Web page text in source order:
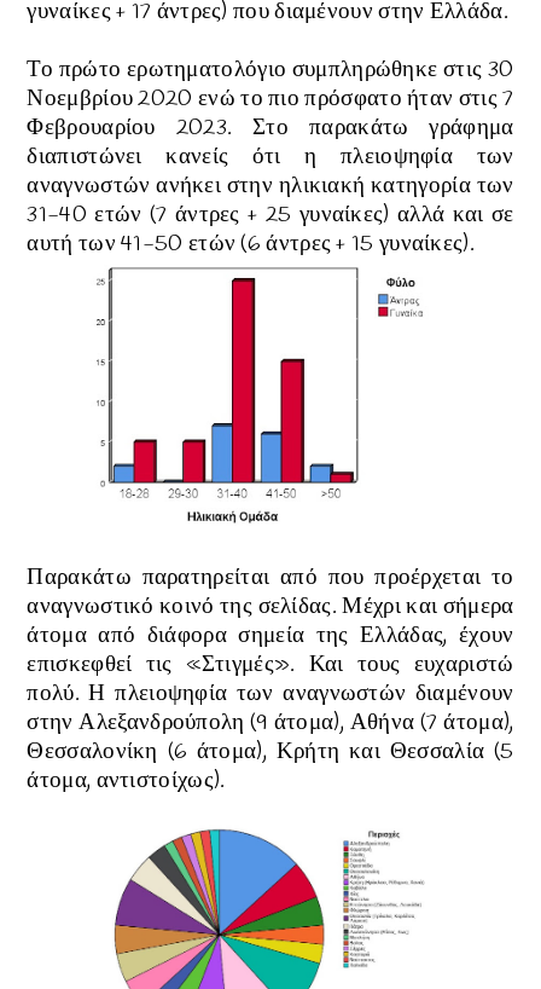
γυναίκες + 17 άντρες) που διαμένουν στην Ελλάδα.
Το πρώτο ερωτηματολόγιο συμπληρώθηκε στις 30
Νοεμβρίου 2020 ενώ το πιο πρόσφατο ήταν στις 7
Φεβρουαρίου 2023. Στο παρακάτω γράφημα
διαπιστώνει κανείς ότι η πλειοψηφία των
αναγνωστών ανήκει στην ηλικιακή κατηγορία των
31-40 ετών (7 άντρες + 25 γυναίκες) αλλά και σε
αυτή των 41-50 ετών(6 άντρες + 15 γυναίκες).
Παρακάτω παρατηρείται από που προέρχεται το
αναγνωστικό κοινό της σελίδας. Μέχρι και σήμερα
άτομα από διάφορα σημεία της Ελλάδας, έχουν
επισκεφθεί τις «Στιγμές». Και τους ευχαριστώ
πολύ. Η πλειοψηφία των αναγνωστών διαμένουν
στην Αλεξανδρούπολη (9 άτομα), Αθήνα(7 άτομα),
Θεσσαλονίκη (6 άτομα), Κρήτη και Θεσσαλία (5
άτομα, αντιστοίχως).